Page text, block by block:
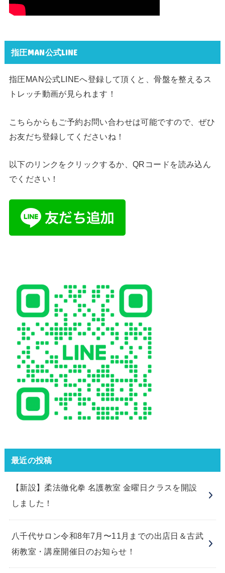
指圧MAN公式LINE
指圧MAN公式LINEへ登録して頂くと、骨盤を整えるス
トレッチ動画が見られます！
こちらからもご予約お問い合わせは可能ですので、ぜひ
お友だち登録してくださいね！
以下のリンクをクリックするか、QRコードを読み込ん
でください！
最近の投稿
【新設】柔法徹化拳 名護教室 金曜日クラスを開設
しました！
八千代サロン令和8年7月〜11月までの出店日＆古武
術教室・講座開催日のお知らせ！